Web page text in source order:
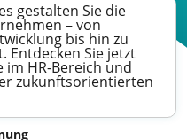
gestalten Sie die
– von
bis hin zu
Entdecken Sie jetzt
HR-Bereich und
zukunftsorientierten